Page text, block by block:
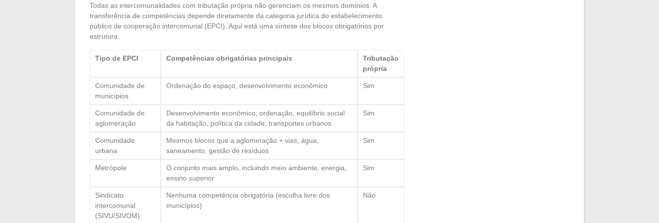
Todas as intercomunalidades com tributação própria não gerenciam os mesmos domínios. A
transferência de competências depende diretamente da categoria jurídica do estabelecimento
público de cooperação intercomunal (EPCI). Aqui está uma síntese dos blocos obrigatórios por
estrutura.
Tipo de EPCI Competências obrigatórias principais
Tributação
própria
Comunidade de
municípios
Ordenação do espaço, desenvolvimento econômico Sim
Comunidade de
aglomeração
Desenvolvimento econômico, ordenação, equilíbrio social
da habitação, política da cidade, transportes urbanos
Sim
Comunidade
urbana
Mesmos blocos que a aglomeração + vias, água,
saneamento, gestão de resíduos
Sim
Metrópole
O conjunto mais amplo, incluindo meio ambiente, energia,
ensino superior
Sim
Sindicato
intercomunal
(SIVU/SIVOM)
Nenhuma competência obrigatória (escolha livre dos
municípios)
Não